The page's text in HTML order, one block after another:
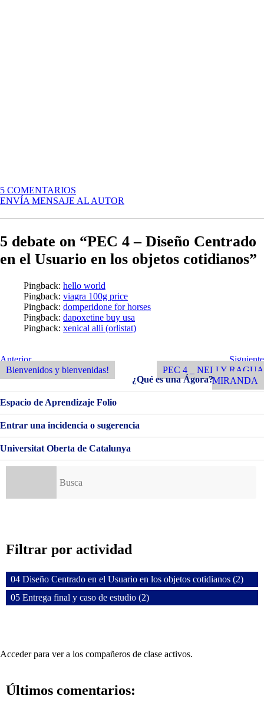
5 COMENTARIOS
PEC
–
CENTRADO
EN
EL
EN
LOS
OBJETOS
COTIDIANOS
ENVÍA MENSAJE AL AUTOR
5 debate on “PEC 4 – Diseño Centrado
en el Usuario en los objetos cotidianos”
Pingback: hello world
Pingback: viagra 100g price
Pingback: domperidone for horses
Pingback: dapoxetine buy usa
Pingback: xenical alli (orlistat)
Navegación
de
entradas
Entrada
Anterior
Anterior
Bienvenidos y bienvenidas!
Siguiente
Entrada
Siguiente
PEC 4 _ NELLY RAGUA
MIRANDA
¿Qué es una Ágora?
Espacio de Aprendizaje Folio
Entrar una incidencia o sugerencia
Universitat Oberta de Catalunya
Filtrar por actividad
04 Diseño Centrado en el Usuario en los objetos cotidianos (2)
05 Entrega final y caso de estudio (2)
Acceder para ver a los compañeros de clase activos.
Últimos comentarios: